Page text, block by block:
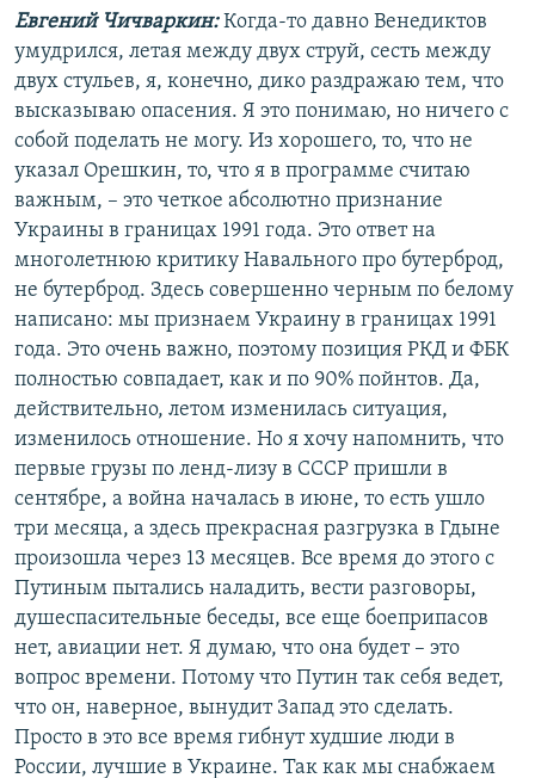
Евгений Чичваркин:Когда-то давно Венедиктов
умудрился, летая между двух струй, сесть между
двух стульев, я, конечно, дико раздражаю тем, что
высказываю опасения. Я это понимаю, но ничего с
собой поделать не могу. Из хорошего, то, что не
указал Орешкин, то, что я в программе считаю
важным, – это четкое абсолютно признание
Украины в границах 1991 года. Это ответ на
многолетнюю критику Навального про бутерброд,
не бутерброд. Здесь совершенно черным по белому
написано: мы признаем Украину в границах 1991
года. Это очень важно, поэтому позиция РКД и ФБК
полностью совпадает, как и по 90% пойнтов. Да,
действительно, летом изменилась ситуация,
изменилось отношение. Но я хочу напомнить, что
первые грузы по ленд-лизу в СССР пришли в
сентябре, а война началась в июне, то есть ушло
три месяца, а здесь прекрасная разгрузка в Гдыне
произошла через 13 месяцев. Все время до этого с
Путиным пытались наладить, вести разговоры,
душеспасительные беседы, все еще боеприпасов
нет, авиации нет. Я думаю, что она будет – это
вопрос времени. Потому что Путин так себя ведет,
что он, наверное, вынудит Запад это сделать.
Просто в это все время гибнут худшие люди в
России, лучшие в Украине. Так как мы снабжаем